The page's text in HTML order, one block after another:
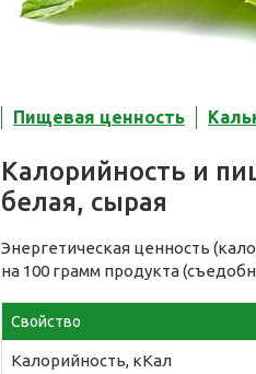
Пищевая ценность
Калорийность и
белая, сырая
Энергетическая ценность
на 100 грамм продукта
Свойство
Калорийность, кКал